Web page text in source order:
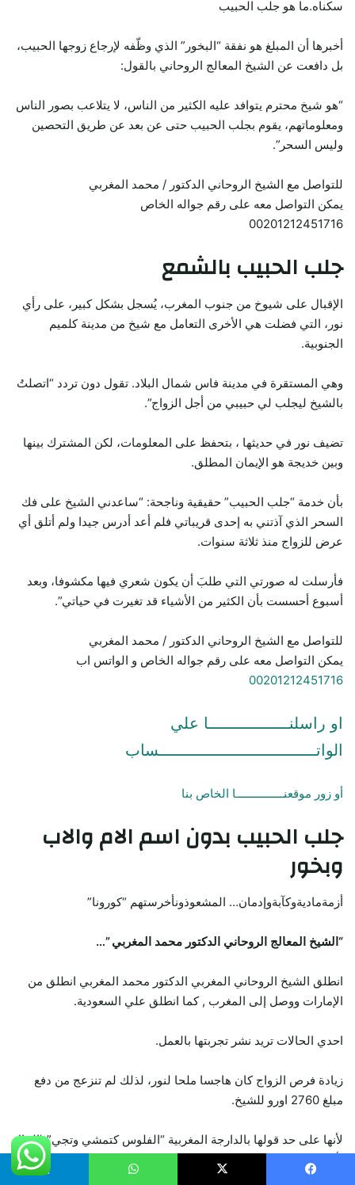
سكناه.ما هو جلب الحبيب
أخبرها أن المبلغ هو نفقة “البخور” الذي وظّفه لإرجاع زوجها الحبيب،
بل دافعت عن الشيخ المعالج الروحاني بالقول:
“هو شيخ محترم يتوافد عليه الكثير من الناس، لا يتلاعب بصور الناس
ومعلوماتهم، يقوم بجلب الحبيب حتى عن بعد عن طريق التحصين
وليس السحر”.
للتواصل مع الشيخ الروحاني الدكتور / محمد المغربي
يمكن التواصل معه على رقم جواله الخاص
00201212451716
جلب الحبيب بالشمع
الإقبال على شيوخ من جنوب المغرب، يُسجل بشكل كبير، على رأي
نور، التي فضلت هي الأخرى التعامل مع شيخ من مدينة كلميم
الجنوبية.
وهي المستقرة في مدينة فاس شمال البلاد. تقول دون تردد “اتصلتُ
بالشيخ ليجلب لي حبيبي من أجل الزواج”.
تضيف نور في حديثها ، بتحفظ على المعلومات، لكن المشترك بينها
وبين خديجة هو الإيمان المطلق.
بأن خدمة “جلب الحبيب” حقيقية وناجحة: “ساعدني الشيخ على فك
السحر الذي آذتني به إحدى قريباتي فلم أعد أدرس جيدا ولم أتلق أي
عرض للزواج منذ ثلاثة سنوات.
فأرسلت له صورتي التي طلبَ أن يكون شعري فيها مكشوفا، وبعد
أسبوع أحسست بأن الكثير من الأشياء قد تغيرت في حياتي”.
للتواصل مع الشيخ الروحاني الدكتور / محمد المغربي
يمكن التواصل معه على رقم جواله الخاص و الواتس اب
00201212451716
او راسلنـــــــــــــــــا علي
الواتـــــــــــــــــــــــــــــــــساب
أو زور موقعنـــــــــــــــا الخاص بنا
جلب الحبيب بدون اسم الام والاب
وبخور
أزمةماديةوكآبةوإدمان… المشعوذونأخرستهم “كورونا”
“الشيخ المعالج الروحاني الدكتور محمد المغربي ”…
انطلق الشيخ الروحاني المغربي الدكتور محمد المغربي انطلق من
الإمارات ووصل إلى المغرب , كما انطلق علي السعودية.
احدي الحالات تريد نشر تجربتها بالعمل.
زيادة فرص الزواج كان هاجسا ملحا لنور، لذلك لم تنزعج من دفع
مبلغ 2760 اورو للشيخ.
لأنها على حد قولها بالدارجة المغربية “الفلوس كتمشي وتجي” (المال
يأتي ويذهب).